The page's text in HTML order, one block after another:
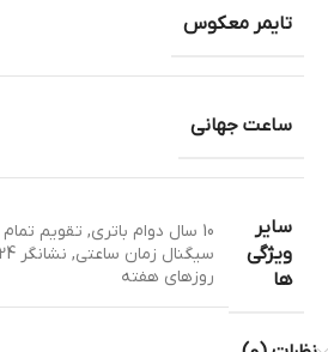
تایمر معکوس
ساعت جهانی
سایر
ویژگی
ها
10 سال دوام باتری , تقویم تمام
سیگنال زمان ساعتی, نشانگر 24 ساعت شبانه روز
روزهای هفته